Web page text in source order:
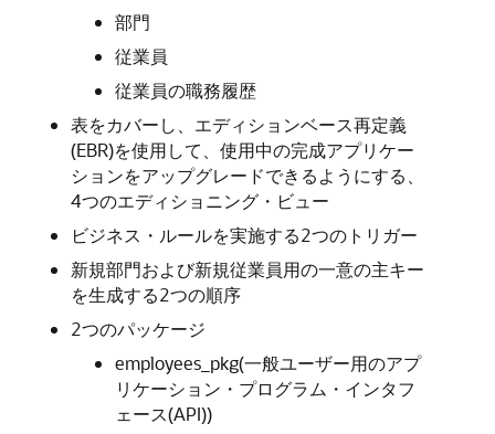
部門
従業員
従業員の職務履歴
表をカバーし、エディションベース再定義
(EBR)を使用して、使用中の完成アプリケー
ションをアップグレードできるようにする、
4つのエディショニング・ビュー
ビジネス・ルールを実施する2つのトリガー
新規部門および新規従業員用の一意の主キー
を生成する2つの順序
2つのパッケージ
employees_pkg(一般ユーザー用のアプ
リケーション・プログラム・インタフ
ェース(API))